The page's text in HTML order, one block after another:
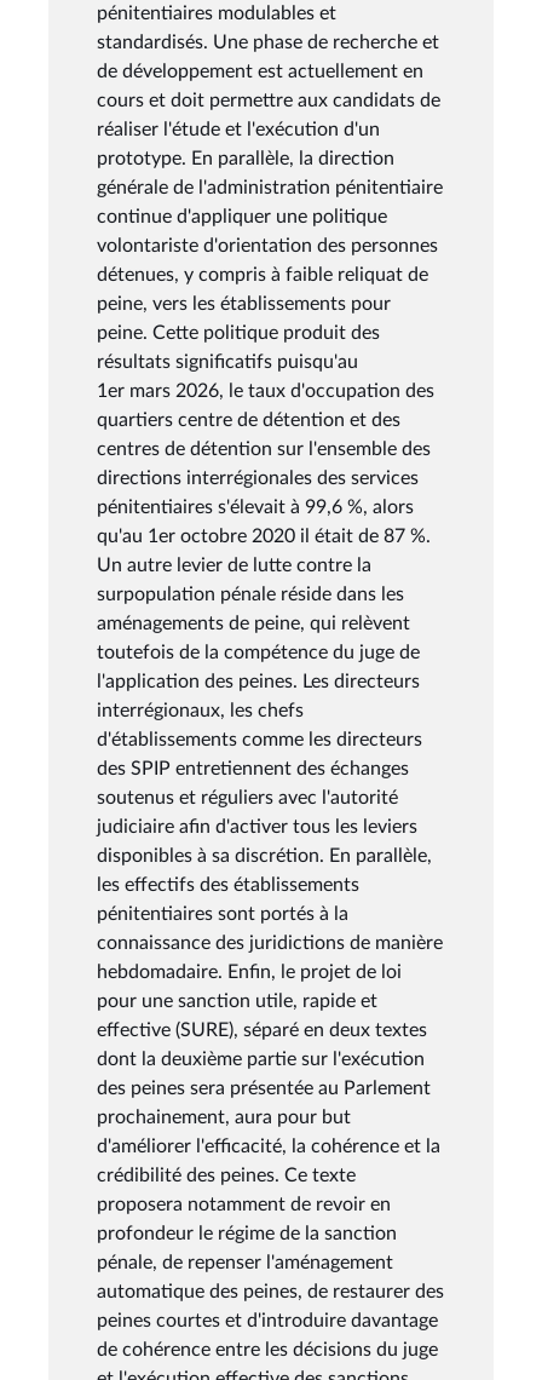
pénitentiaires modulables et
standardisés. Une phase de recherche et
de développement est actuellement en
cours et doit permettre aux candidats de
réaliser l'étude et l'exécution d'un
prototype. En parallèle, la direction
générale de l'administration pénitentiaire
continue d'appliquer une politique
volontariste d'orientation des personnes
détenues, y compris à faible reliquat de
peine, vers les établissements pour
peine. Cette politique produit des
résultats significatifs puisqu'au
1er mars 2026, le taux d'occupation des
quartiers centre de détention et des
centres de détention sur l'ensemble des
directions interrégionales des services
pénitentiaires s'élevait à 99,6 %, alors
qu'au 1er octobre 2020 il était de 87 %.
Un autre levier de lutte contre la
surpopulation pénale réside dans les
aménagements de peine, qui relèvent
toutefois de la compétence du juge de
l'application des peines. Les directeurs
interrégionaux, les chefs
d'établissements comme les directeurs
des SPIP entretiennent des échanges
soutenus et réguliers avec l'autorité
judiciaire afin d'activer tous les leviers
disponibles à sa discrétion. En parallèle,
les effectifs des établissements
pénitentiaires sont portés à la
connaissance des juridictions de manière
hebdomadaire. Enfin, le projet de loi
pour une sanction utile, rapide et
effective (SURE), séparé en deux textes
dont la deuxième partie sur l'exécution
des peines sera présentée au Parlement
prochainement, aura pour but
d'améliorer l'efficacité, la cohérence et la
crédibilité des peines. Ce texte
proposera notamment de revoir en
profondeur le régime de la sanction
pénale, de repenser l'aménagement
automatique des peines, de restaurer des
peines courtes et d'introduire davantage
de cohérence entre les décisions du juge